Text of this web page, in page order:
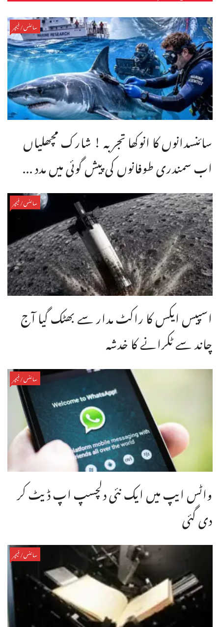
سائنس/فیچر
سائنسدانوں کا انوکھا تجربہ ! شارک مچھلیاں
اب سمندری طوفانوں کی پیش گوئی میں مدد ...
سائنس/فیچر
اسپیس ایکس کا راکٹ مدار سے بھٹک گیا آج
چاند سے ٹکرانے کا خدشہ
سائنس/فیچر
واٹس ایپ میں ایک نئی دلچسپ اپ ڈیٹ کر
دی گئی
سائنس/فیچر